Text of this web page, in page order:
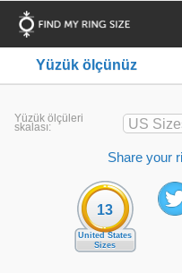
Yüzük ölçünüz
Yüzük ölçüleri
skalası: US
Share your
13
United States
Sizes